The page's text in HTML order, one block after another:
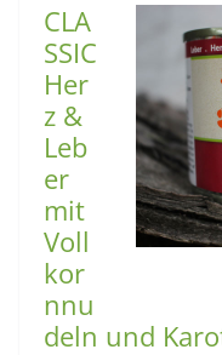
CLA
SSIC
Her
z &
Leb
er
mit
Voll
kor
nnu
deln und